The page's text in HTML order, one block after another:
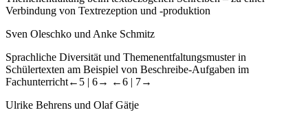
Verbindung von Textrezeption und -produktion
Sven Oleschko und Anke Schmitz
Sprachliche Diversität und Themenentfaltungsmuster in
Schülertexten am Beispiel von Beschreibe-Aufgaben im
Fachunterricht←5 | 6→ ←6 | 7→
Ulrike Behrens und Olaf Gätje